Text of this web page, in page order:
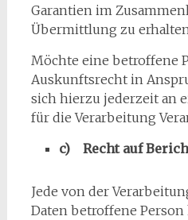
Garantien im
Übermittlung zu
Möchte eine betroffene
Auskunftsrecht in
sich hierzu jederzeit an
für die Verarbeitung
c) Recht auf
Jede von der
Daten betroffene Person